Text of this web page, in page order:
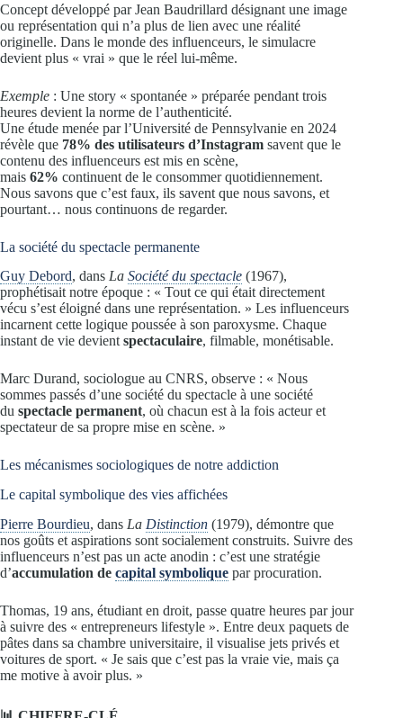
Concept développé par Jean Baudrillard désignant une image
ou représentation qui n’a plus de lien avec une réalité
originelle. Dans le monde des influenceurs, le simulacre
devient plus « vrai » que le réel lui-même.
Exemple : Une story « spontanée » préparée pendant trois
heures devient la norme de l’authenticité.
Une étude menée par l’Université de Pennsylvanie en 2024
révèle que 78% des utilisateurs d’Instagram savent que le
contenu des influenceurs est mis en scène,
mais 62% continuent de le consommer quotidiennement.
Nous savons que c’est faux, ils savent que nous savons, et
pourtant… nous continuons de regarder.
La société du spectacle permanente
Guy Debord, dans La Société du spectacle (1967),
prophétisait notre époque : « Tout ce qui était directement
vécu s’est éloigné dans une représentation. » Les influenceurs
incarnent cette logique poussée à son paroxysme. Chaque
instant de vie devientspectaculaire, filmable, monétisable.
Marc Durand, sociologue au CNRS, observe : « Nous
sommes passés d’une société du spectacle à une société
du spectacle permanent, où chacun est à la fois acteur et
spectateur de sa propre mise en scène. »
Les mécanismes sociologiques de notre addiction
Le capital symbolique des vies affichées
Pierre Bourdieu, dans La Distinction (1979), démontre que
nos goûts et aspirations sont socialement construits. Suivre des
influenceurs n’est pas un acte anodin : c’est une stratégie
d’accumulation de capital symbolique par procuration.
Thomas, 19 ans, étudiant en droit, passe quatre heures par jour
à suivre des « entrepreneurs lifestyle ». Entre deux paquets de
pâtes dans sa chambre universitaire, il visualise jets privés et
voitures de sport. « Je sais que c’est pas la vraie vie, mais ça
me motive à avoir plus. »